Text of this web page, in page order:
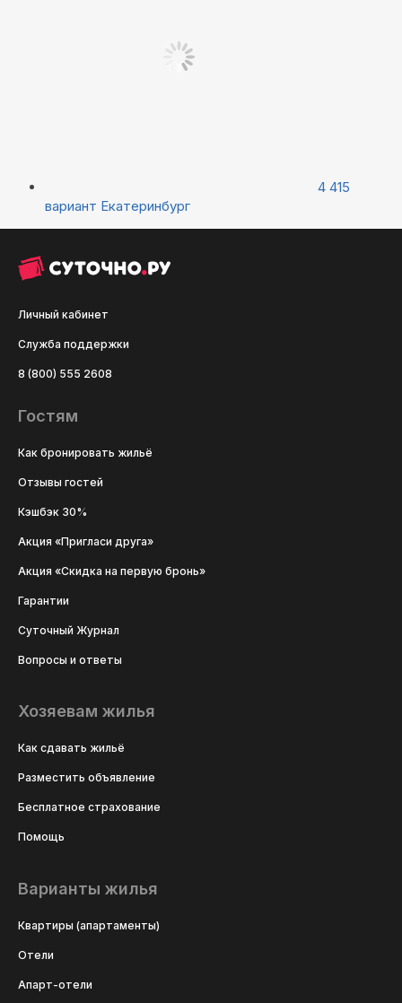
4 415
вариант Екатеринбург
Личный кабинет
Служба поддержки
8 (800) 555 2608
Гостям
Как бронировать жильё
Отзывы гостей
Кэшбэк 30%
Акция «Пригласи друга»
Акция «Скидка на первую бронь»
Гарантии
Суточный Журнал
Вопросы и ответы
Хозяевам жилья
Как сдавать жильё
Разместить объявление
Бесплатное страхование
Помощь
Варианты жилья
Квартиры (апартаменты)
Отели
Апарт-отели